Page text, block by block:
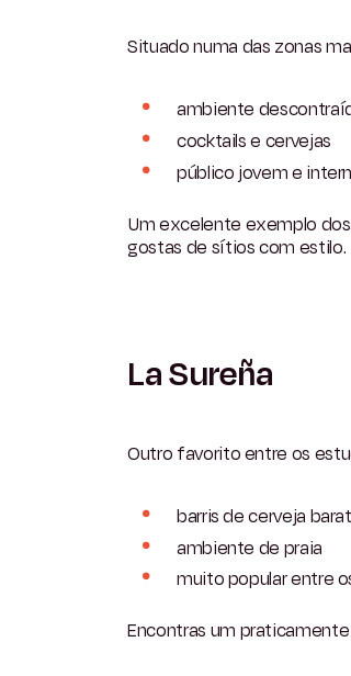
Situado numa das zonas
ambiente
cocktails e cervejas
público jovem e
Um excelente exemplo
gostas de sítios com estilo.
La Sureña
Outro favorito entre os
barris de cerveja
ambiente de praia
muito popular entre
Encontras um